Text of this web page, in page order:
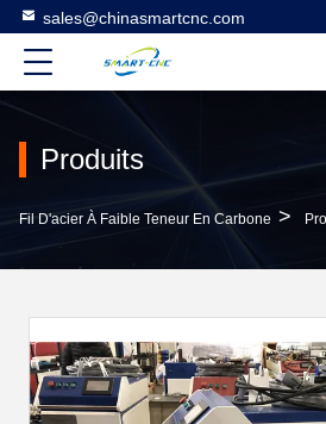
sales@chinasmartcnc.com
Produits
Fil D'acier À Faible Teneur En Carbone >